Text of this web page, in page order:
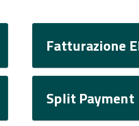
Fatturazione
Split Payment